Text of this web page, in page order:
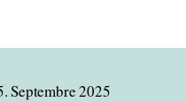
Septembre 2025